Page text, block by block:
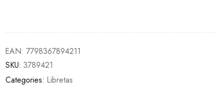
EAN: 7798367894211
SKU: 3789421
Categories: Libretas